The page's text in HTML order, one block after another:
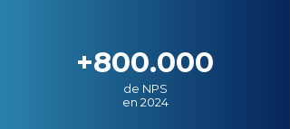
+800.000
de NPS
en 2024